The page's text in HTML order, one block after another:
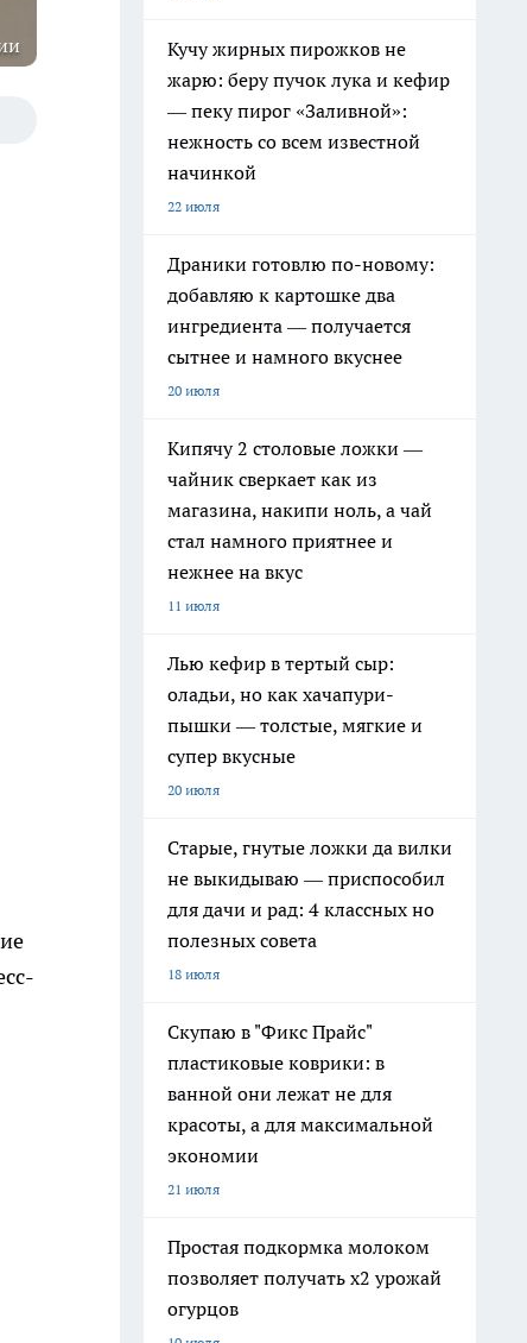
Кучу жирных пирожков не
жарю: беру пучок лука и кефир
— пеку пирог «Заливной»:
нежность со всем известной
начинкой
22 июля
Драники готовлю по-новому:
добавляю к картошке два
ингредиента — получается
сытнее и намного вкуснее
20 июля
Кипячу 2 столовые ложки —
чайник сверкает как из
магазина, накипи ноль, а чай
стал намного приятнее и
нежнее на вкус
11 июля
Лью кефир в тертый сыр:
оладьи, но как хачапури-
пышки — толстые, мягкие и
супер вкусные
20 июля
Старые, гнутые ложки да вилки
не выкидываю — приспособил
для дачи и рад: 4 классных но
полезных совета
18 июля
Скупаю в "Фикс Прайс"
пластиковые коврики: в
ванной они лежат не для
красоты, а для максимальной
экономии
21 июля
Простая подкормка молоком
позволяет получать х2 урожай
огурцов